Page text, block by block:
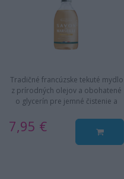
Tradičné francúzske tekuté mydlo
z prírodných olejov a obohatené
o glycerín pre jemné čistenie a
7,95 €